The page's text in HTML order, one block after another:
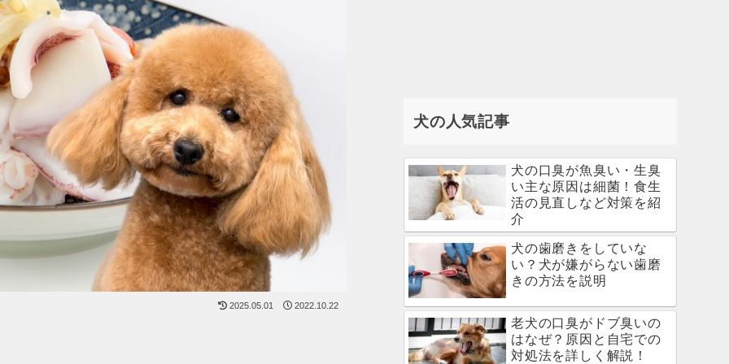
2025.05.01 2022.10.22
犬の人気記事
犬の口臭が魚臭い・生臭
い主な原因は細菌！食生
活の見直しなど対策を紹
介
犬の歯磨きをしていな
い？犬が嫌がらない歯磨
きの方法を説明
老犬の口臭がドブ臭いの
はなぜ？原因と自宅での
対処法を詳しく解説！